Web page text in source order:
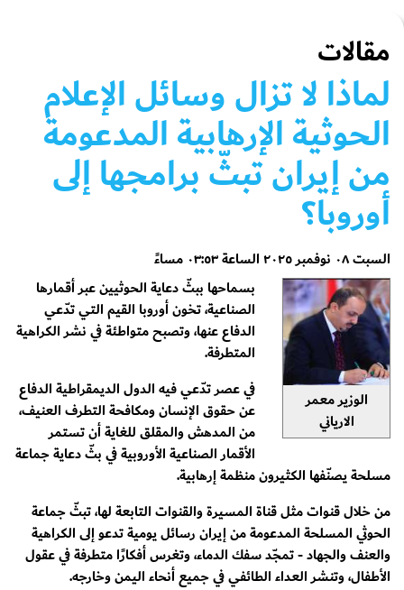
مقالات
لماذا لا تزال وسائل الإعلام
الحوثية الإرهابية المدعومة
من إيران تبثّ برامجها إلى
أوروبا؟
السبت ٠٨ نوفمبر ٢٠٢٥ الساعة ٠٣:٥٣ مساءً
الوزير معمر
الارياني
بسماحها ببثّ دعاية الحوثيين عبر أقمارها
الصناعية، تخون أوروبا القيم التي تدّعي
الدفاع عنها، وتصبح متواطئة في نشر الكراهية
المتطرفة.
في عصر تدّعي فيه الدول الديمقراطية الدفاع
عن حقوق الإنسان ومكافحة التطرف العنيف،
من المدهش والمقلق للغاية أن تستمر
الأقمار الصناعية الأوروبية في بثّ دعاية جماعة
مسلحة يصنّفها الكثيرون منظمة إرهابية.
من خلال قنوات مثل قناة المسيرة والقنوات التابعة لها، تبثّ جماعة
الحوثي المسلحة المدعومة من إيران رسائل يومية تدعو إلى الكراهية
والعنف والجهاد - تمجّد سفك الدماء، وتغرس أفكارًا متطرفة في عقول
الأطفال، وتنشر العداء الطائفي في جميع أنحاء اليمن وخارجه.